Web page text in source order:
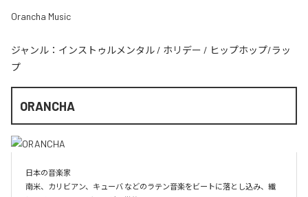
Orancha Music
ジャンル： インストゥルメンタル / ホリデー / ヒップホップ/ラッ
プ
ORANCHA
日本の音楽家
南米、カリビアン、キューバ などのラテン音楽をビートに落とし込み、繊